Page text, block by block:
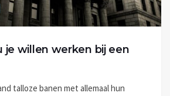
je willen werken bij een
talloze banen met allemaal hun